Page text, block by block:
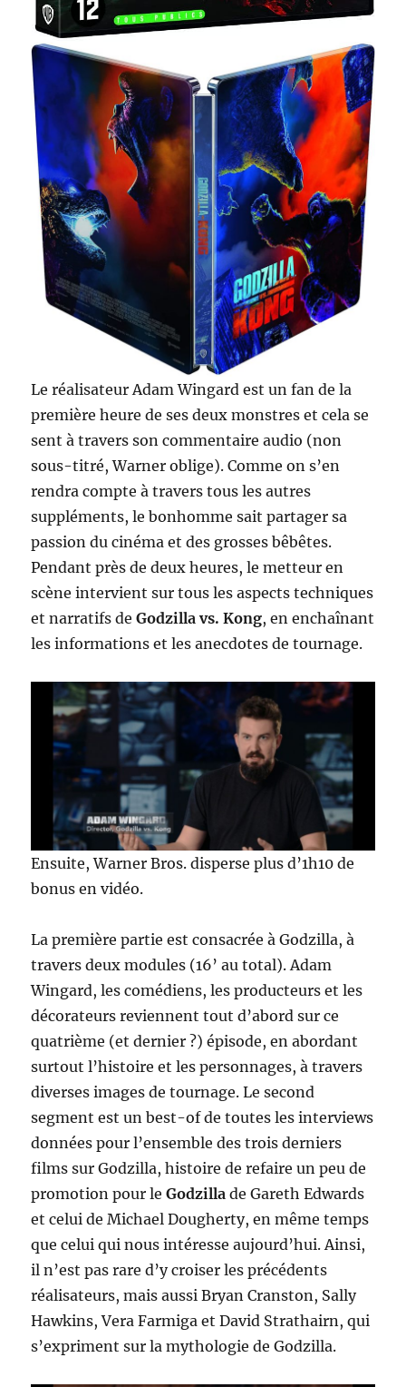
Le réalisateur Adam Wingard est un fan de la
première heure de ses deux monstres et cela se
sent à travers son commentaire audio (non
sous-titré, Warner oblige). Comme on s’en
rendra compte à travers tous les autres
suppléments, le bonhomme sait partager sa
passion du cinéma et des grosses bêbêtes.
Pendant près de deux heures, le metteur en
scène intervient sur tous les aspects techniques
et narratifs deGodzilla vs. Kong, en enchaînant
les informations et les anecdotes de tournage.
Ensuite, Warner Bros. disperse plus d’1h10 de
bonus en vidéo.
La première partie est consacrée à Godzilla, à
travers deux modules (16’ au total). Adam
Wingard, les comédiens, les producteurs et les
décorateurs reviennent tout d’abord sur ce
quatrième (et dernier ?) épisode, en abordant
surtout l’histoire et les personnages, à travers
diverses images de tournage. Le second
segment est un best-of de toutes les interviews
données pour l’ensemble des trois derniers
films sur Godzilla, histoire de refaire un peu de
promotion pour leGodzilla de Gareth Edwards
et celui de Michael Dougherty, en même temps
que celui qui nous intéresse aujourd’hui. Ainsi,
il n’est pas rare d’y croiser les précédents
réalisateurs, mais aussi Bryan Cranston, Sally
Hawkins, Vera Farmiga et David Strathairn, qui
s’expriment sur la mythologie de Godzilla.